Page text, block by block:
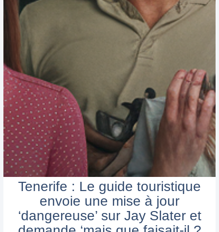
Tenerife : Le guide touristique
envoie une mise à jour
‘dangereuse’ sur Jay Slater et